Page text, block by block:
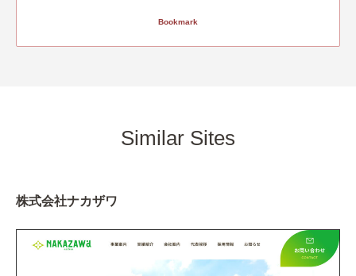
Bookmark
Similar Sites
株式会社ナカザワ